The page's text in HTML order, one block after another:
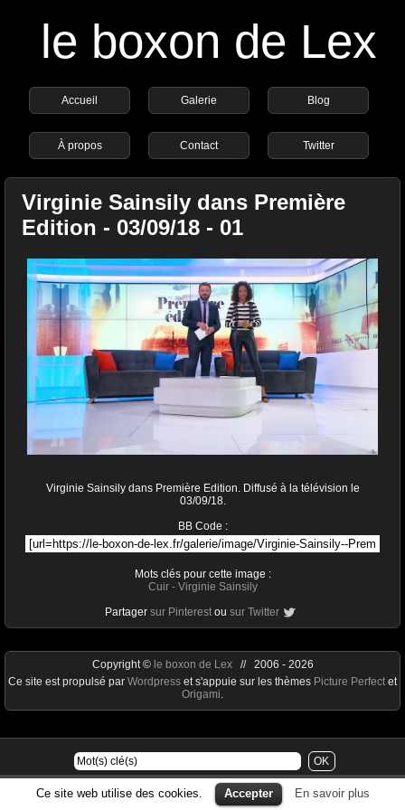
le boxon de Lex
Accueil Galerie Blog
À propos Contact Twitter
Virginie Sainsily dans Première
Edition - 03/09/18 - 01
Virginie Sainsily dans Première Edition. Diffusé à la télévision le
03/09/18.
BB Code :
Mots clés pour cette image :
Cuir- Virginie Sainsily
Partager sur Pinterest ou sur Twitter
Ce site web utilise des cookies. Accepter En savoir plus
Copyright © le boxon de Lex// 2006 - 2026
Ce site est propulsé par Wordpress et s'appuie sur les thèmes Picture Perfect et
Origami